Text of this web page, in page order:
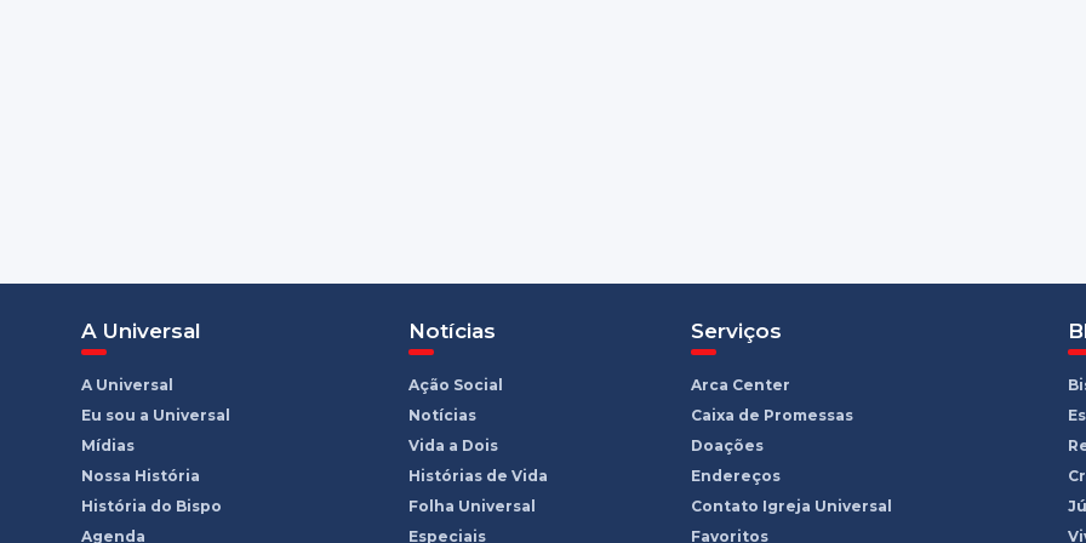
A Universal
A Universal
Eu sou a Universal
Mídias
Nossa História
História do Bispo
Agenda
Notícias
Ação Social
Notícias
Vida a Dois
Histórias de Vida
Folha Universal
Especiais
Serviços
Arca Center
Caixa de Promessas
Doações
Endereços
Contato Igreja Universal
Favoritos